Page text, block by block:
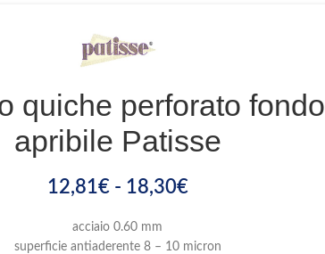
quiche perforato fondo
apribile Patisse
12,81€ - 18,30€
acciaio 0.60 mm
superficie antiaderente 8 – 10 micron